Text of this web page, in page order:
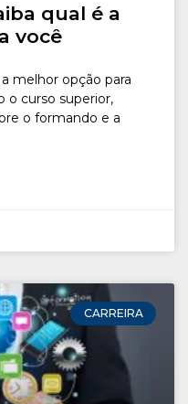
qual é a
você
melhor opção para
o curso superior,
o formando e a
CARREIRA